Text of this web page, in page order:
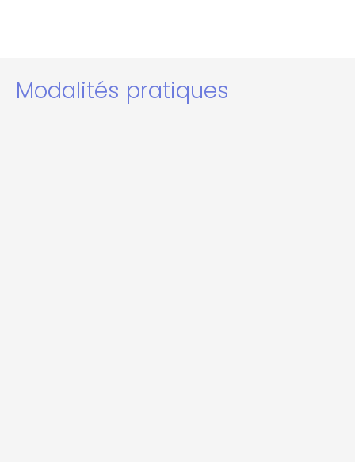
Modalités pratiques